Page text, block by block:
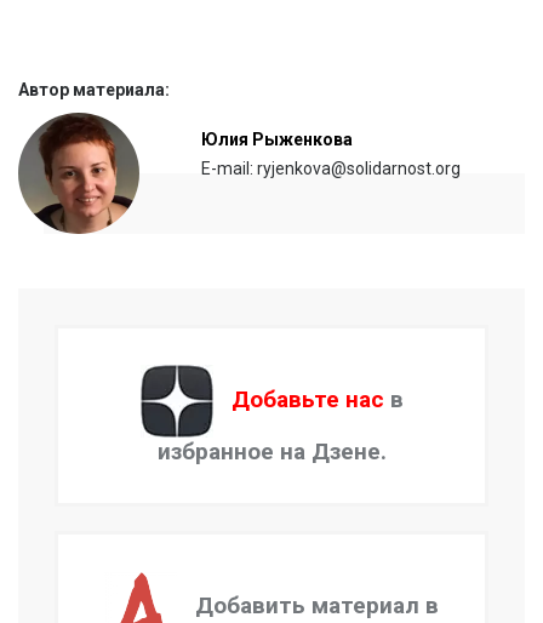
Автор материала:
Юлия Рыженкова
E-mail: ryjenkova@solidarnost.org
Добавьте нас в
избранное на Дзене.
Добавить материал в